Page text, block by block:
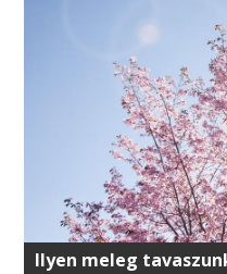
Ilyen meleg